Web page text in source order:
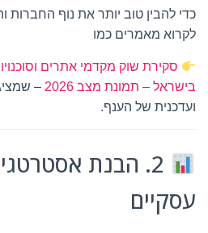
כדי להבין טוב יותר את נוף
לקרוא מאמרים כמו
בישראל – תמונת מצב 2026
–
ועדכנית של הענף.
2. הבנת
עסקיים